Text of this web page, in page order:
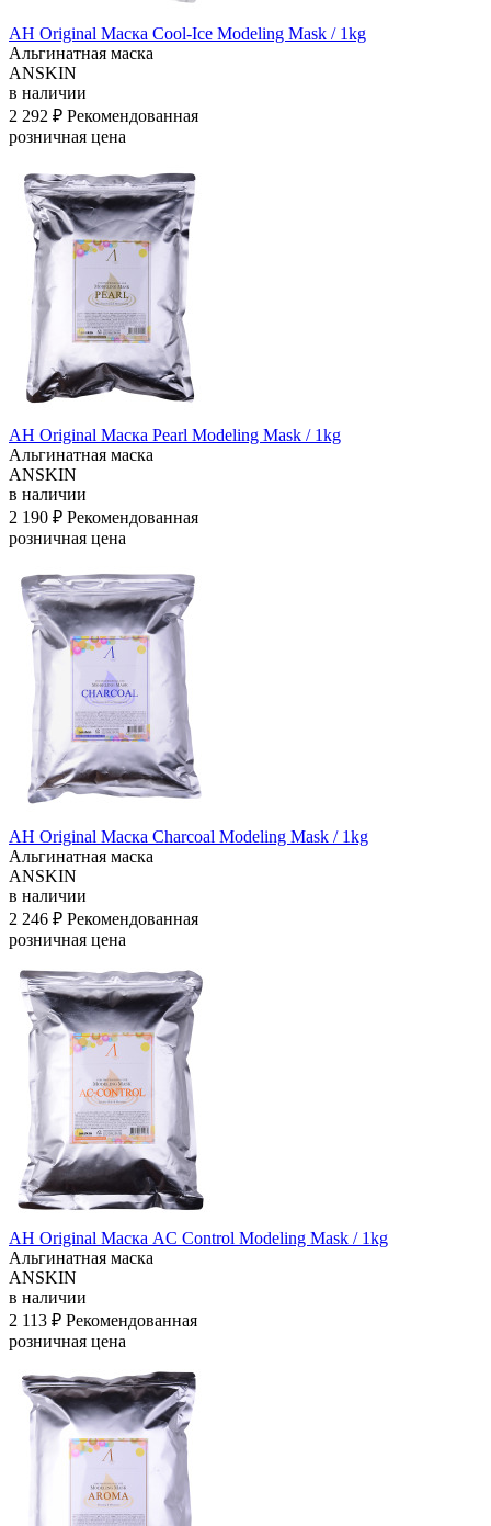
АН Original Маска Cool-Ice Modeling Mask / 1kg
Альгинатная маска
ANSKIN
в наличии
2 292 ₽ Рекомендованная
розничная цена
АН Original Маска Pearl Modeling Mask / 1kg
Альгинатная маска
ANSKIN
в наличии
2 190 ₽ Рекомендованная
розничная цена
АН Original Маска Charcoal Modeling Mask / 1kg
Альгинатная маска
ANSKIN
в наличии
2 246 ₽ Рекомендованная
розничная цена
АН Original Маска AC Control Modeling Mask / 1kg
Альгинатная маска
ANSKIN
в наличии
2 113 ₽ Рекомендованная
розничная цена